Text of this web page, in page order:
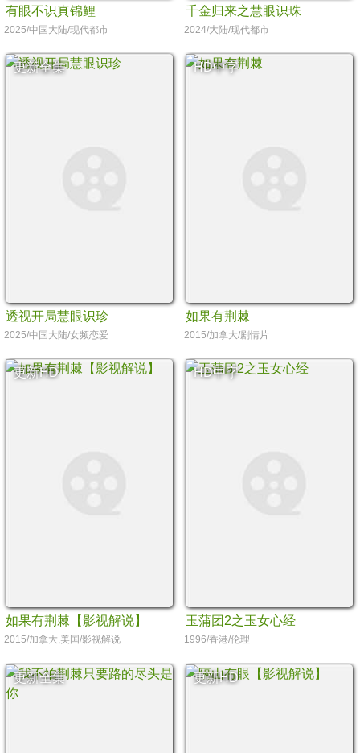
有眼不识真锦鲤
2025/中国大陆/现代都市
千金归来之慧眼识珠
2024/大陆/现代都市
更新全集
透视开局慧眼识珍
2025/中国大陆/女频恋爱
HD中字
如果有荆棘
2015/加拿大/剧情片
更新HD
如果有荆棘【影视解说】
2015/加拿大,美国/影视解说
HD中字
玉蒲团2之玉女心经
1996/香港/伦理
更新全集 更新HD